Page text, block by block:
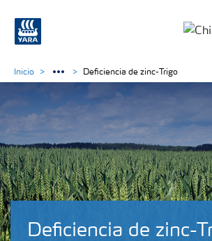
Deficiencia de zinc-
Inicio Deficiencia de zinc-Trigo